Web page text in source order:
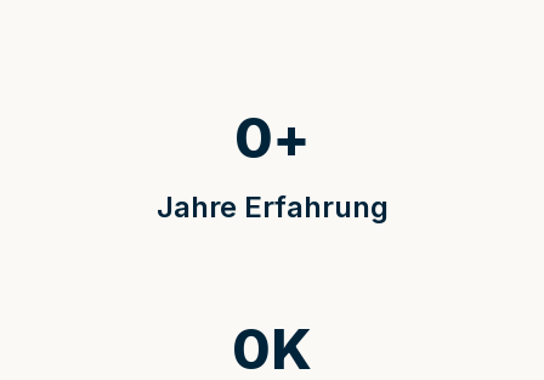
Jahre Erfahrung
0+
0K